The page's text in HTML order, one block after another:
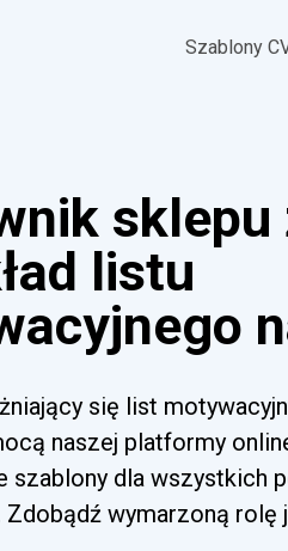
Szablony
sklepu
listu
się list
naszej platformy
szablony dla wszystkich
Zdobądź wymarzoną rolę